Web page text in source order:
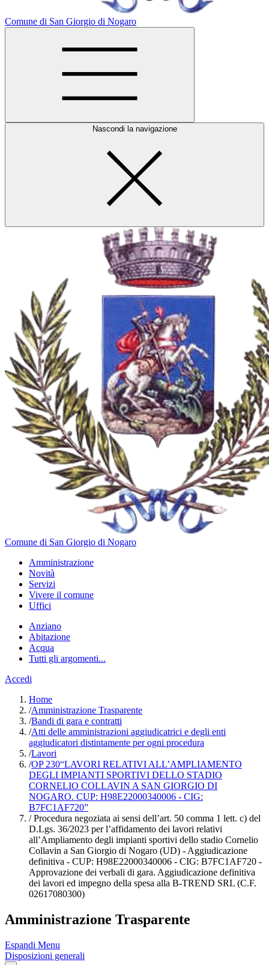
Comune di San Giorgio di Nogaro
Nascondi la navigazione
Comune di San Giorgio di Nogaro
Amministrazione
Novità
Servizi
Vivere il comune
Uffici
Anziano
Abitazione
Acqua
Tutti gli argomenti...
Accedi
Home
/Amministrazione Trasparente
/Bandi di gara e contratti
/Atti delle amministrazioni aggiudicatrici e degli enti
aggiudicatori distintamente per ogni procedura
/Lavori
/OP 230“LAVORI RELATIVI ALL’AMPLIAMENTO
DEGLI IMPIANTI SPORTIVI DELLO STADIO
CORNELIO COLLAVIN A SAN GIORGIO DI
NOGARO. CUP: H98E22000340006 - CIG:
B7FC1AF720”
/Procedura negoziata ai sensi dell’art. 50 comma 1 lett. c) del
D.Lgs. 36/2023 per l’affidamento dei lavori relativi
all’Ampliamento degli impianti sportivi dello stadio Cornelio
Collavin a San Giorgio di Nogaro (UD) - Aggiudicazione
definitiva - CUP: H98E22000340006 - CIG: B7FC1AF720 -
Approvazione dei verbali di gara. Aggiudicazione definitiva
dei lavori ed impegno della spesa alla B-TREND SRL (C.F.
02617080300)
Amministrazione Trasparente
Espandi Menu
Disposizioni generali